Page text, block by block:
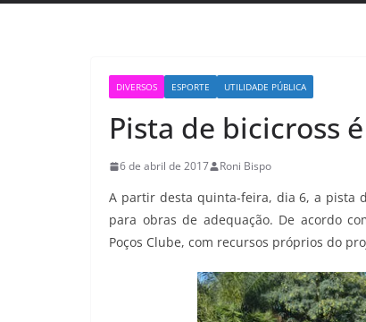
DIVERSOS ESPORTE UTILIDADE PÚBLICA
Pista de bicicross
6 de abril de 2017 Roni Bispo
A partir desta quinta-feira, dia 6, a pista
para obras de adequação. De acordo
Poços Clube, com recursos próprios do